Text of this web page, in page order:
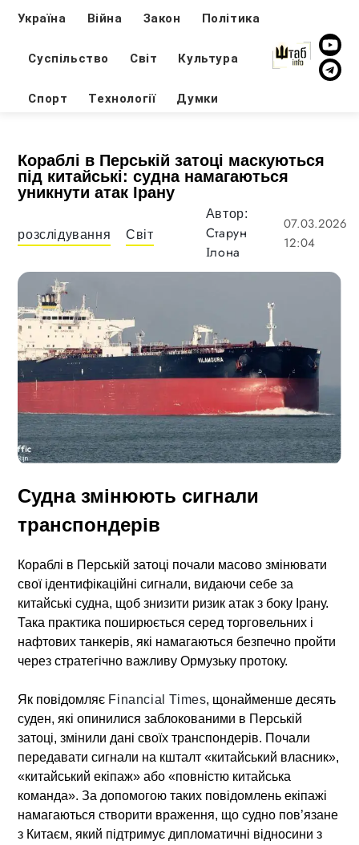
Україна Війна Закон Політика
Суспільство Світ Культура
Спорт Технології Думки
Кораблі в Перській затоці маскуються
під китайські: судна намагаються
уникнути атак Ірану
розслідування Світ
Автор:
Старун
Ілона
07.03.2026
12:04
Судна змінюють сигнали
транспондерів
Кораблі в Перській затоці почали масово змінювати
свої ідентифікаційні сигнали, видаючи себе за
китайські судна, щоб знизити ризик атак з боку Ірану.
Така практика поширюється серед торговельних і
нафтових танкерів, які намагаються безпечно пройти
через стратегічно важливу Ормузьку протоку.
Як повідомляє Financial Times, щонайменше десять
суден, які опинилися заблокованими в Перській
затоці, змінили дані своїх транспондерів. Почали
передавати сигнали на кшталт «китайський власник»,
«китайський екіпаж» або «повністю китайська
команда». За допомогою таких повідомлень екіпажі
намагаються створити враження, що судно пов’язане
з Китаєм, який підтримує дипломатичні відносини з